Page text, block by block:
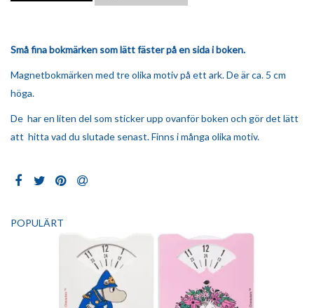
Små fina bokmärken som lätt fäster på en sida i boken.
Magnetbokmärken med tre olika motiv på ett ark. De är ca. 5 cm
höga.
De har en liten del som sticker upp ovanför boken och gör det lätt
att hitta vad du slutade senast. Finns i många olika motiv.
POPULÄRT